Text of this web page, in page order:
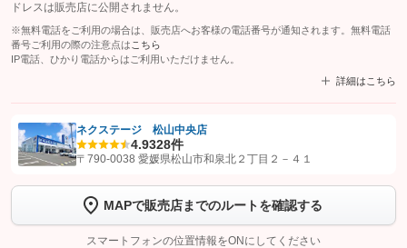
ドレスは販売店に公開されません。
※無料電話をご利用の場合は、販売店へお客様の電話番号が通知されます。無料電話
番号ご利用の際の注意点は こちら
IP電話、ひかり電話からはご利用いただけません。
詳細はこちら
【STEP1】認証画面でグーネットを友だち追加してから「許可する」ボタンを押
トーク画面で
ボタンをタップして問い合わせを
完了してください。
ネクステージ 松山中央店
4.9328件
〒790-0038 愛媛県松山市和泉北２丁目２－４１
MAPで販売店までのルートを確認する
スマートフォンの位置情報をONにしてください